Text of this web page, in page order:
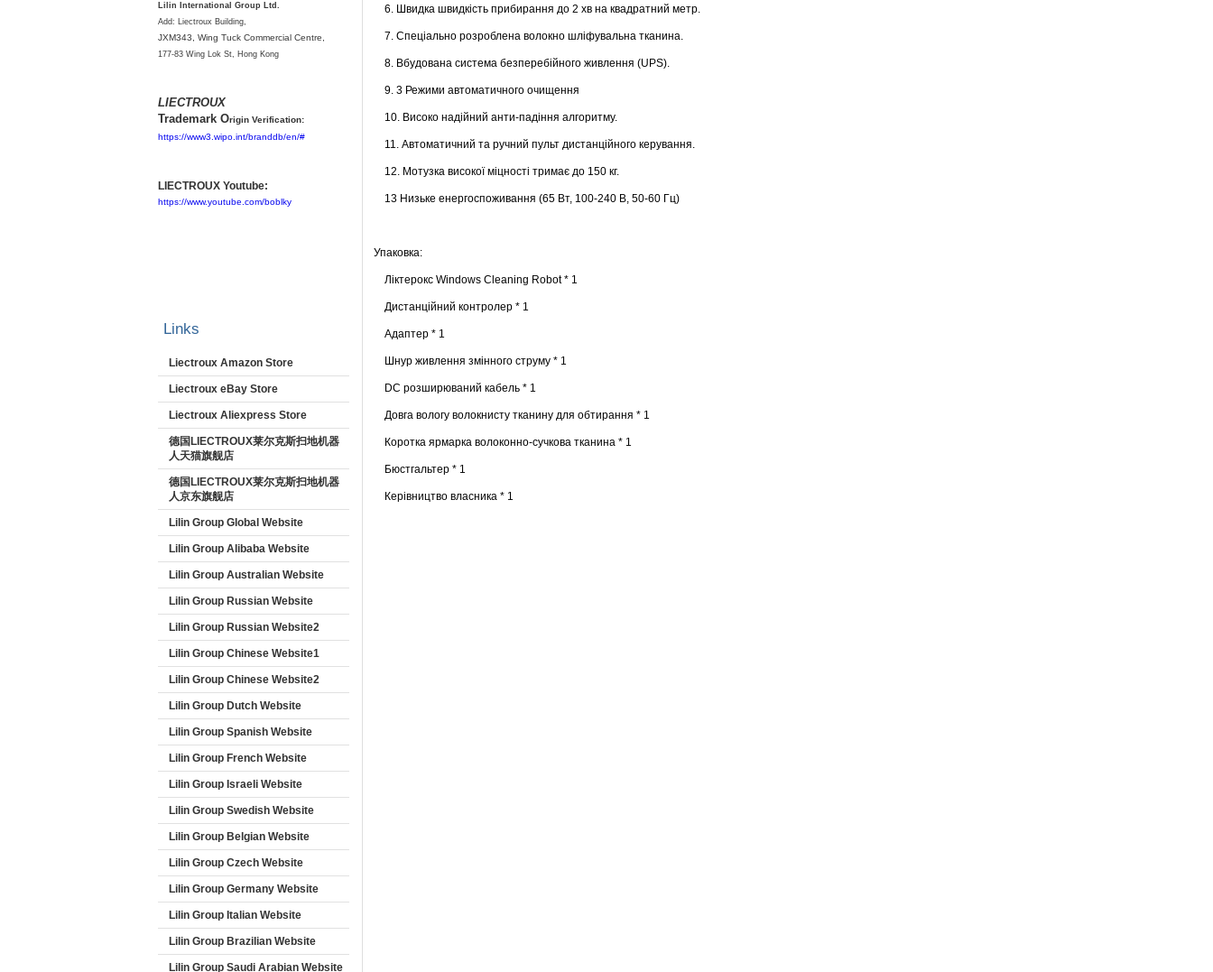
Lilin International Group Ltd.
Add: Liectroux Building,
JXM343, Wing Tuck Commercial Centre,
177-83 Wing Lok St, Hong Kong
LIECTROUX
Trademark Origin Verification:
https://www3.wipo.int/branddb/en/#
LIECTROUX Youtube:
https://www.youtube.com/boblky
Links
Liectroux Amazon Store
Liectroux eBay Store
Liectroux Aliexpress Store
德国LIECTROUX莱尔克斯扫地机器
人天猫旗舰店
德国LIECTROUX莱尔克斯扫地机器
人京东旗舰店
Lilin Group Global Website
Lilin Group Alibaba Website
Lilin Group Australian Website
Lilin Group Russian Website
Lilin Group Russian Website2
Lilin Group Chinese Website1
Lilin Group Chinese Website2
Lilin Group Dutch Website
Lilin Group Spanish Website
Lilin Group French Website
Lilin Group Israeli Website
Lilin Group Swedish Website
Lilin Group Belgian Website
Lilin Group Czech Website
Lilin Group Germany Website
Lilin Group Italian Website
Lilin Group Brazilian Website
Lilin Group Saudi Arabian Website
6. Швидка швидкість прибирання до 2 хв на квадратний метр.
7. Спеціально розроблена волокно шліфувальна тканина.
8. Вбудована система безперебійного живлення (UPS).
9. 3 Режими автоматичного очищення
10. Високо надійний анти-падіння алгоритму.
11. Автоматичний та ручний пульт дистанційного керування.
12. Мотузка високої міцності тримає до 150 кг.
13 Низьке енергоспоживання (65 Вт, 100-240 В, 50-60 Гц)
Упаковка:
Ліктерокс Windows Cleaning Robot * 1
Дистанційний контролер * 1
Адаптер * 1
Шнур живлення змінного струму * 1
DC розширюваний кабель * 1
Довга вологу волокнисту тканину для обтирання * 1
Коротка ярмарка волоконно-сучкова тканина * 1
Бюстгальтер * 1
Керівництво власника * 1